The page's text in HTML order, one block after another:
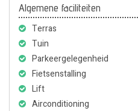
Algemene faciliteiten
Terras
Tuin
Parkeergelegenheid
Fietsenstalling
Lift
Airconditioning